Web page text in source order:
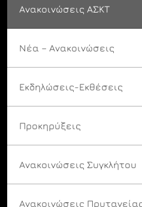
Ανακοινώσεις ΑΣΚΤ
Νέα – Ανακοινώσεις
Εκδηλώσεις-Εκθέσεις
Προκηρύξεις
Ανακοινώσεις Συγκλήτου
Ανακοινώσεις